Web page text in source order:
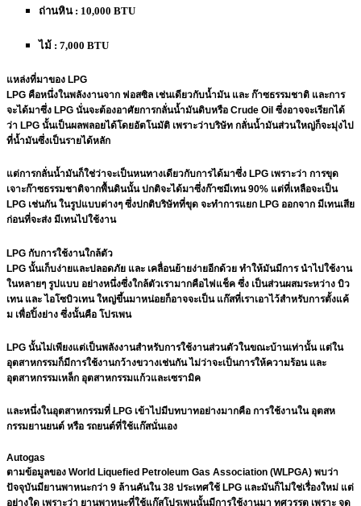
ถ่านหิน : 10,000 BTU
ไม้ : 7,000 BTU
แหล่งที่มาของ LPG
LPG คือหนึ่งในพลังงานจาก ฟอสซิล เช่นเดียวกับน้ำมัน และ ก๊าซธรรมชาติ และการ
จะได้มาซึ่ง LPG นั่นจะต้องอาศัยการกลั่นน้ำมันดิบหรือ Crude Oil ซึ่งอาจจะเรียกได้
ว่า LPG นั้นเป็นผลพลอยได้โดยอัตโนมัติ เพราะว่าบริษัท กลั่นน้ำมันส่วนใหญ่ก็จะมุ่งไป
ที่น้ำมันซึ่งเป็นรายได้หลัก
แต่การกลั่นน้ำมันก็ใช่ว่าจะเป็นหนทางเดียวกับการได้มาซึ่ง LPG เพราะว่า การขุด
เจาะก๊าซธรรมชาติจากพื้นดินนั้น ปกติจะได้มาซึ่งก๊าซมีเทน 90% แต่ที่เหลือจะเป็น
LPG เช่นกัน ในรูปแบบต่างๆ ซึ่งปกติบริษัทที่ขุด จะทำการแยก LPG ออกจาก มีเทนเสีย
ก่อนที่จะส่ง มีเทนไปใช้งาน
LPG กับการใช้งานใกล้ตัว
LPG นั้นเก็บง่ายและปลอดภัย และ เคลื่อนย้ายง่ายอีกด้วย ทำให้มันมีการ นำไปใช้งาน
ในหลายๆ รูปแบบ อย่างหนึ่งซึ่งใกล้ตัวเรามากคือไฟแช็ค ซึ่ง เป็นส่วนผสมระหว่าง บิว
เทน และ ไอโซบิวเทน ใหญ่ขึ้นมาหน่อยก็อาจจะเป็น แก๊สที่เราเอาไว้สำหรับการตั้งแค้
ม เพื่อปิ้งย่าง ซึ่งนั้นคือ โปรเพน
LPG นั้นไม่เพียงแต่เป็นพลังงานสำหรับการใช้งานส่วนตัวในขณะบ้านเท่านั้น แต่ใน
อุตสาหกรรมก็มีการใช้งานกว้างขวางเช่นกัน ไม่ว่าจะเป็นการให้ความร้อน และ
อุตสาหกรรมเหล็ก อุตสาหกรรมแก้วและเซรามิค
และหนึ่งในอุตสาหกรรมที่ LPG เข้าไปมีบทบาทอย่างมากคือ การใช้งานใน อุตสห
กรรมยานยนต์ หรือ รถยนต์ที่ใช้แก๊สนั่นเอง
Autogas
ตามข้อมูลของ World Liquefied Petroleum Gas Association (WLPGA) พบว่า
ปัจจุบันมียานพาหนะกว่า 9 ล้านคันใน 38 ประเทศใช้ LPG และมันก็ไม่ใช่เรื่องใหม่ แต่
อย่างใด เพราะว่า ยานพาหนะที่ใช้แก๊สโปรเพนนั้นมีการใช้งานมา ทศวรรต เพราะ จุด